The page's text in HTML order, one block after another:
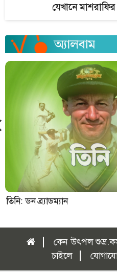
যেখানে
তিনি: ডন ব্র্যাডম্যান
কেন উৎপল
চাইলে